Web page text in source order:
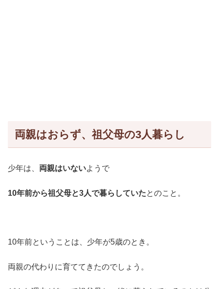
両親はおらず、祖父母の3人暮らし
少年は、 両親はいないようで
10年前から祖父母と3人で暮らしていたとのこと。
10年前ということは、少年が5歳のとき。
両親の代わりに育ててきたのでしょう。